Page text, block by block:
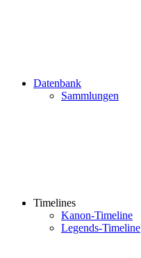
Datenbank
Sammlungen
Timelines
Kanon-Timeline
Legends-Timeline